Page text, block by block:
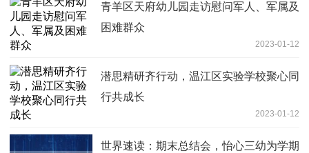
青羊区天府幼儿园走访慰问军人、军属及
困难群众
2023-01-12
潜思精研齐行动，温江区实验学校聚心同
行共成长
2023-01-12
世界速读：期末总结会，怡心三幼为学期